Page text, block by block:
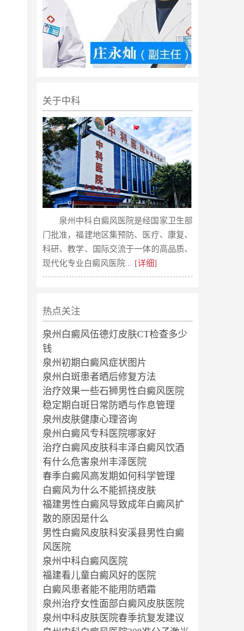
关于中科
泉州中科白癜风医院是经国家卫生部
门批准，福建地区集预防、医疗、康复、
科研、教学、国际交流于一体的高品质、
现代化专业白癜风医院... [详细]
热点关注
泉州白癜风伍德灯皮肤CT检查多少
钱
泉州初期白癜风症状图片
泉州白斑患者晒后修复方法
治疗效果一些石狮男性白癜风医院
稳定期白斑日常防晒与作息管理
泉州皮肤健康心理咨询
泉州白癜风专科医院哪家好
治疗白癜风皮肤科丰泽白癜风饮酒
有什么危害泉州丰泽医院
春季白癜风高发期如何科学管理
白癜风为什么不能抓挠皮肤
福建男性白癜风导致成年白癜风扩
散的原因是什么
男性白癜风皮肤科安溪县男性白癜
风医院
泉州中科白癜风医院
福建看儿童白癜风好的医院
白癜风患者能不能用防晒霜
泉州治疗女性面部白癜风皮肤医院
泉州中科皮肤医院春季抗复发建议